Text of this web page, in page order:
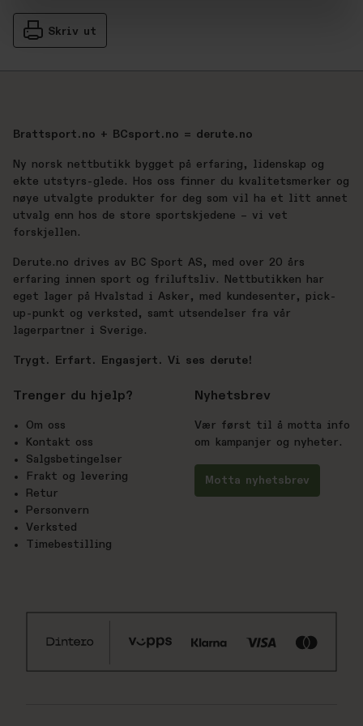
Skriv ut
Brattsport.no + BCsport.no = derute.no
Ny norsk nettbutikk bygget på erfaring, lidenskap og
ekte utstyrs-glede. Hos oss finner du kvalitetsmerker og
nøye utvalgte produkter for deg som vil ha et litt annet
utvalg enn hos de store sportskjedene – vi vet
forskjellen.
Derute.no drives av BC Sport AS, med over 20 års
erfaring innen sport og friluftsliv. Nettbutikken har
eget lager på Hvalstad i Asker, med kundesenter, pick-
up-punkt og verksted, samt utsendelser fra vår
lagerpartner i Sverige.
Trygt. Erfart. Engasjert. Vi ses derute!
Trenger du hjelp?
Om oss
Kontakt oss
Salgsbetingelser
Frakt og levering
Retur
Personvern
Verksted
Timebestilling
Nyhetsbrev
Vær først til å motta info
om kampanjer og nyheter.
Motta nyhetsbrev